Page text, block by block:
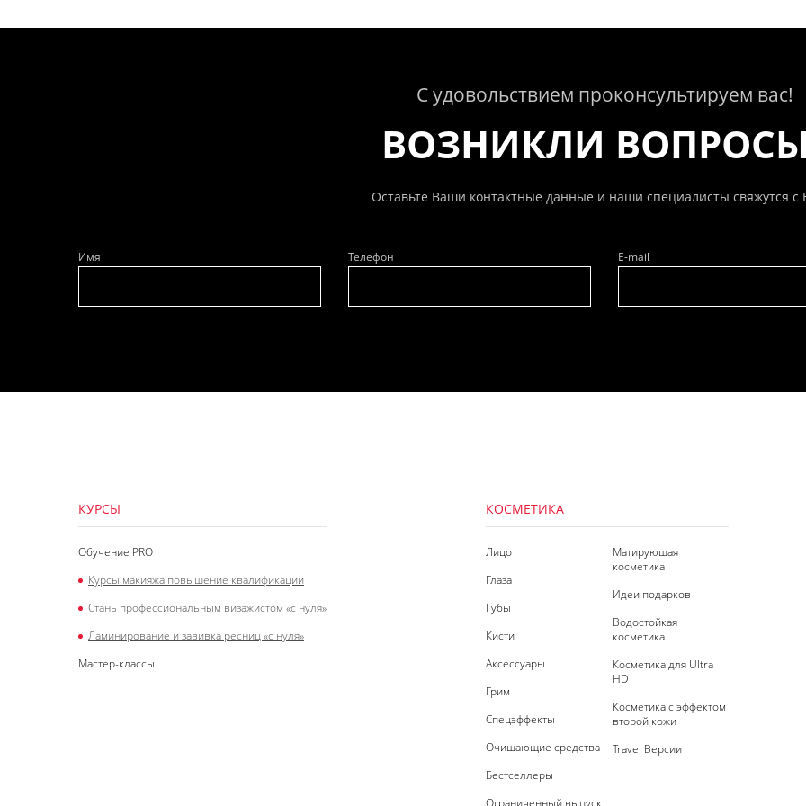
С удовольствием проконсультируем вас!
ВОЗНИКЛИ ВОПРОСЫ
Оставьте Ваши контактные данные и наши специалисты свяжутся с
Имя Телефон
E-mail
КУРСЫ
Обучение PRO
Курсы макияжа повышение квалификации
Стань профессиональным визажистом «с нуля»
Ламинирование и завивка ресниц «с нуля»
Мастер-классы
КОСМЕТИКА
Лицо
Глаза
Губы
Кисти
Аксессуары
Грим
Спецэффекты
Очищающие средства
Бестселлеры
Ограниченный выпуск
Матирующая
косметика
Идеи подарков
Водостойкая
косметика
Косметика для Ultra
HD
Косметика с эффектом
второй кожи
Travel Версии